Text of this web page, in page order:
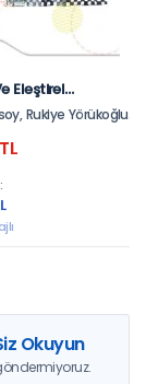
Eleştirel
Olarak Görsel
Okuyun